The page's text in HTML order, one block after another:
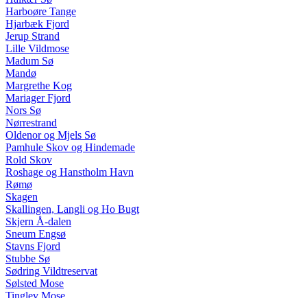
Harboøre Tange
Hjarbæk Fjord
Jerup Strand
Lille Vildmose
Madum Sø
Mandø
Margrethe Kog
Mariager Fjord
Nors Sø
Nørrestrand
Oldenor og Mjels Sø
Pamhule Skov og Hindemade
Rold Skov
Roshage og Hanstholm Havn
Rømø
Skagen
Skallingen, Langli og Ho Bugt
Skjern Å-dalen
Sneum Engsø
Stavns Fjord
Stubbe Sø
Sødring Vildtreservat
Sølsted Mose
Tinglev Mose